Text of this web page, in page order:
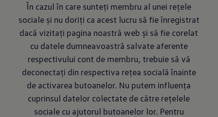
În cazul în care sunteți membru al unei rețele
sociale și nu doriți ca acest lucru să fie înregistrat
dacă vizitați pagina noastră web și să fie corelat
cu datele dumneavoastră salvate aferente
respectivului cont de membru, trebuie să vă
deconectați din respectiva rețea socială înainte
de activarea butoanelor. Nu putem influența
cuprinsul datelor colectate de către rețelele
sociale cu ajutorul butoanelor lor. Pentru